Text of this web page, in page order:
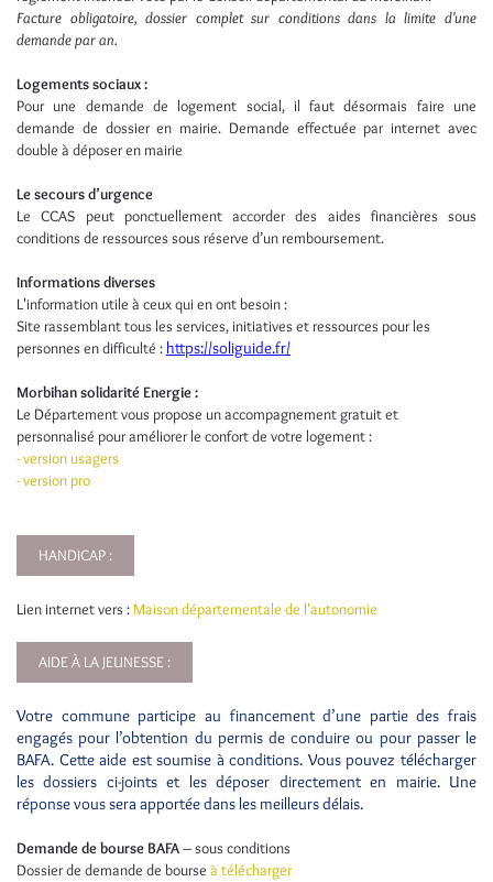
Facture obligatoire, dossier complet sur conditions dans la limite d'une
demande par an.
Logements sociaux :
Pour une demande de logement social, il faut désormais faire une
demande de dossier en mairie. Demande effectuée par internet avec
double à déposer en mairie
Le secours d’urgence
Le CCAS peut ponctuellement accorder des aides financières sous
conditions de ressources sous réserve d’un remboursement.
Informations diverses
L'information utile à ceux qui en ont besoin :
Site rassemblant tous les services, initiatives et ressources pour les
personnes en difficulté : https://soliguide.fr/
Morbihan solidarité Energie :
Le Département vous propose un accompagnement gratuit et
personnalisé pour améliorer le confort de votre logement :
- version usagers
- version pro
HANDICAP :
Lien internet vers : Maison départementale de l'autonomie
AIDE À LA JEUNESSE :
Votre commune participe au financement d’une partie des frais
engagés pour l’obtention du permis de conduire ou pour passer le
BAFA. Cette aide est soumise à conditions. Vous pouvez télécharger
les dossiers ci-joints et les déposer directement en mairie. Une
réponse vous sera apportée dans les meilleurs délais.
Demande de bourse BAFA– sous conditions
Dossier de demande de bourse à télécharger